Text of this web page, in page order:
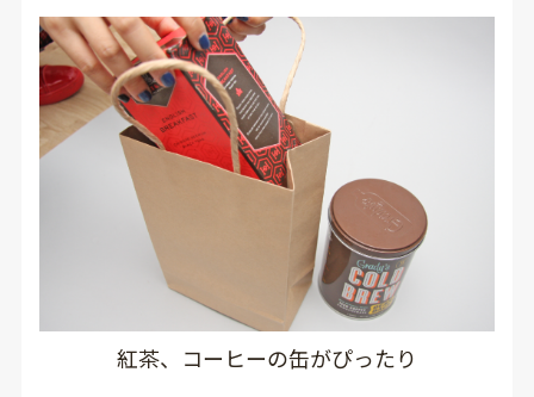
紅茶、コーヒーの缶がぴったり